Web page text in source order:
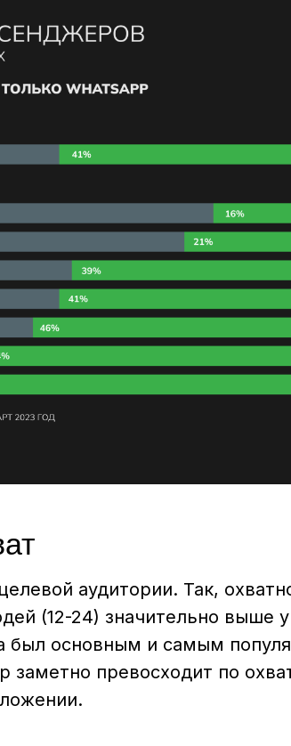
аудитории. Так,
(12-24) значительно выше
был основным и самым
заметно превосходит по